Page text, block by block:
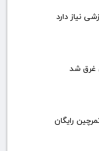
نیاز دارد
غرق شد
رایگان